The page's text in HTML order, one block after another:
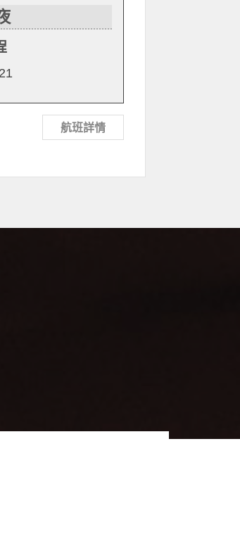
航班詳情